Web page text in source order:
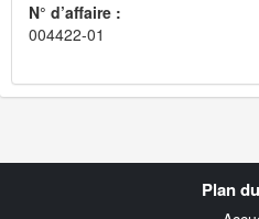
N° d’affaire :
004422-01
Plan